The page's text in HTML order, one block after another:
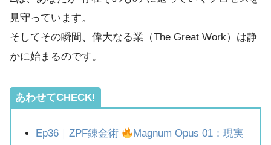
見守っています。
そしてその瞬間、偉大なる業（The Great Work）は静
かに始まるのです。
あわせてCHECK!
Ep36｜ZPF錬金術
Magnum Opus 01：現実